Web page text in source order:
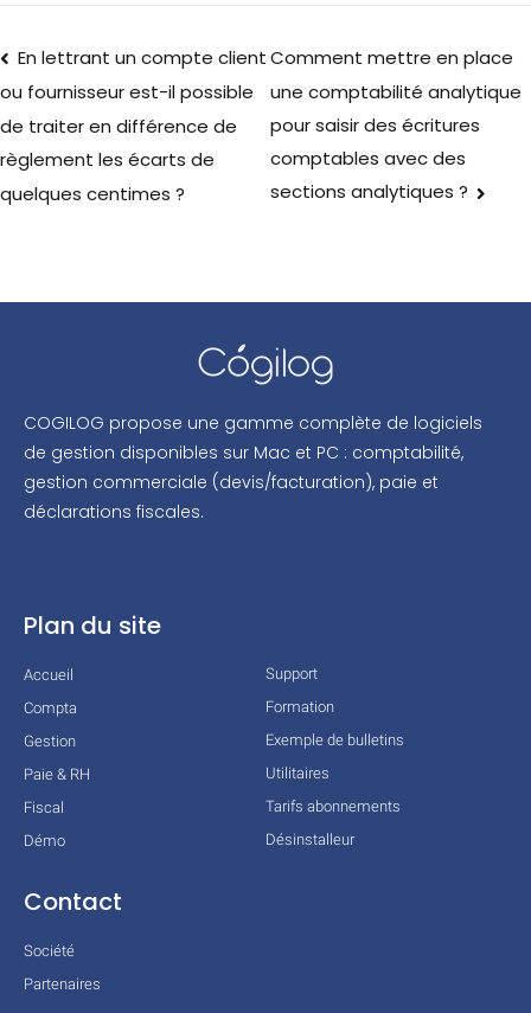
En lettrant un compte client
ou fournisseur est-il possible
de traiter en différence de
règlement les écarts de
quelques centimes ?
Comment mettre en place
une comptabilité analytique
pour saisir des écritures
comptables avec des
sections analytiques ?
COGILOG propose une gamme complète de logiciels
de gestion disponibles sur Mac et PC : comptabilité,
gestion commerciale (devis/facturation), paie et
déclarations fiscales.
Plan du site
Accueil
Compta
Gestion
Paie & RH
Fiscal
Démo
Support
Formation
Exemple de bulletins
Utilitaires
Tarifs abonnements
Désinstalleur
Contact
Société
Partenaires